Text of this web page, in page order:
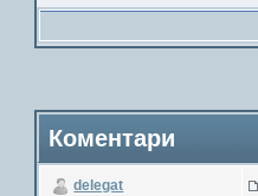
Коментари
delegat